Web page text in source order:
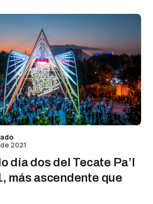
2021
día dos del Tecate Pa’l
más ascendente que